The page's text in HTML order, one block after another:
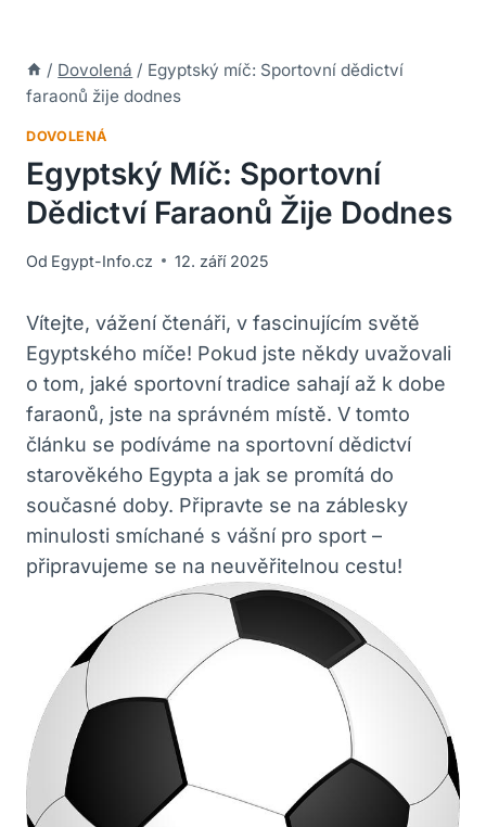
/ Dovolená / Egyptský míč: Sportovní dědictví
faraonů žije dodnes
DOVOLENÁ
Egyptský Míč: Sportovní
Dědictví Faraonů Žije Dodnes
Od Egypt-Info.cz 12. září 2025
Vítejte, vážení čtenáři, v fascinujícím světě
Egyptského míče! Pokud jste někdy uvažovali
o tom, jaké sportovní tradice sahají až k dobe
faraonů, jste na správném místě. V tomto
článku se podíváme na sportovní dědictví
starověkého Egypta a jak se promítá do
současné doby. Připravte se na záblesky
minulosti smíchané s vášní pro sport –
připravujeme se na neuvěřitelnou cestu!